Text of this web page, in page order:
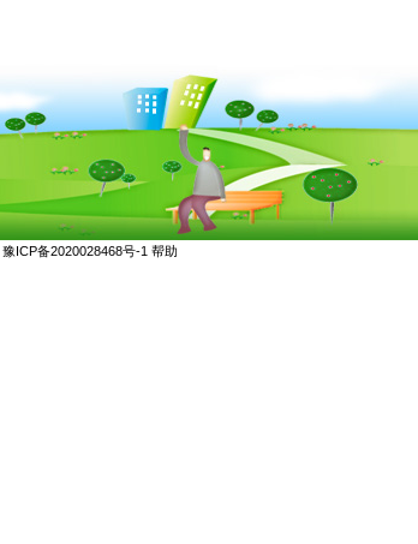
豫ICP备2020028468号-1 帮助